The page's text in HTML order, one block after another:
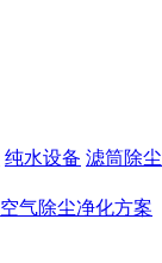
纯水设备 滤筒除
空气除尘净化方案